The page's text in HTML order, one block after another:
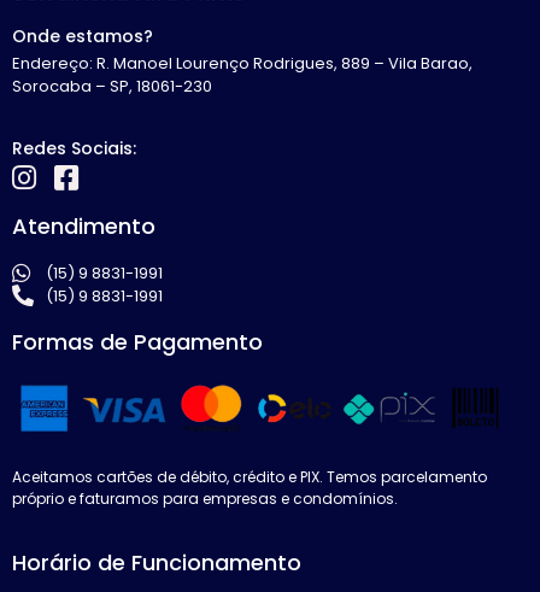
Onde estamos?
Endereço: R. Manoel Lourenço Rodrigues, 889 – Vila Barao,
Sorocaba – SP, 18061-230
Redes Sociais:
Atendimento
(15) 9 8831-1991
(15) 9 8831-1991
Formas de Pagamento
Aceitamos cartões de débito, crédito e PIX. Temos parcelamento
próprio e faturamos para empresas e condomínios.
Horário de Funcionamento